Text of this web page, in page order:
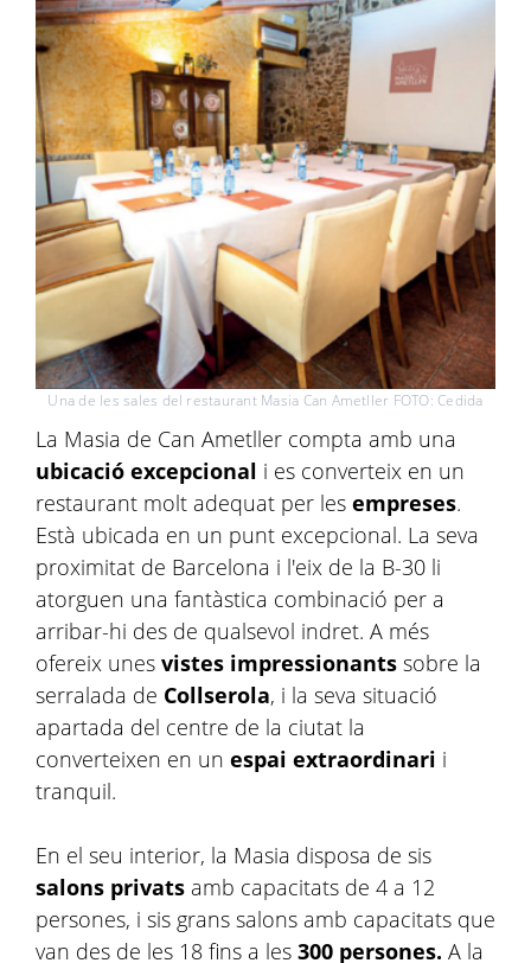
Una de les sales del restaurant Masia Can Ametller FOTO: Cedida
La Masia de Can Ametller compta amb una
ubicació excepcional i es converteix en un
restaurant molt adequat per les empreses.
Està ubicada en un punt excepcional. La seva
proximitat de Barcelona i l'eix de la B-30 li
atorguen una fantàstica combinació per a
arribar-hi des de qualsevol indret. A més
ofereix unes vistes impressionants sobre la
serralada de Collserola, i la seva situació
apartada del centre de la ciutat la
converteixen en un espai extraordinari i
tranquil.
En el seu interior, la Masia disposa de sis
salons privats amb capacitats de 4 a 12
persones, i sis grans salons amb capacitats que
van des de les 18 fins a les 300 persones. A la